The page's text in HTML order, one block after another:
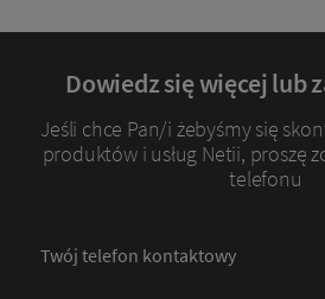
Dowiedz się więcej lub
Jeśli chce Pan/i żebyśmy się
produktów i usług Netii, proszę
telefonu
Twój telefon kontaktowy